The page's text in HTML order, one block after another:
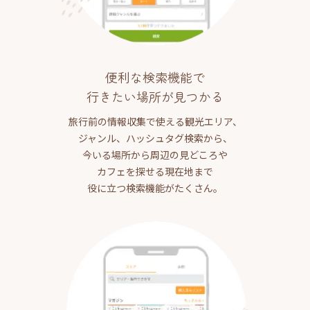
便利な検索機能で
行きたい場所が見つかる
旅行前の情報収集で使える観光エリア、
ジャンル、ハッシュタグ検索から、
今いる場所から周辺の見どころや
カフェを探せる現在地まで
役に立つ検索機能がたくさん。